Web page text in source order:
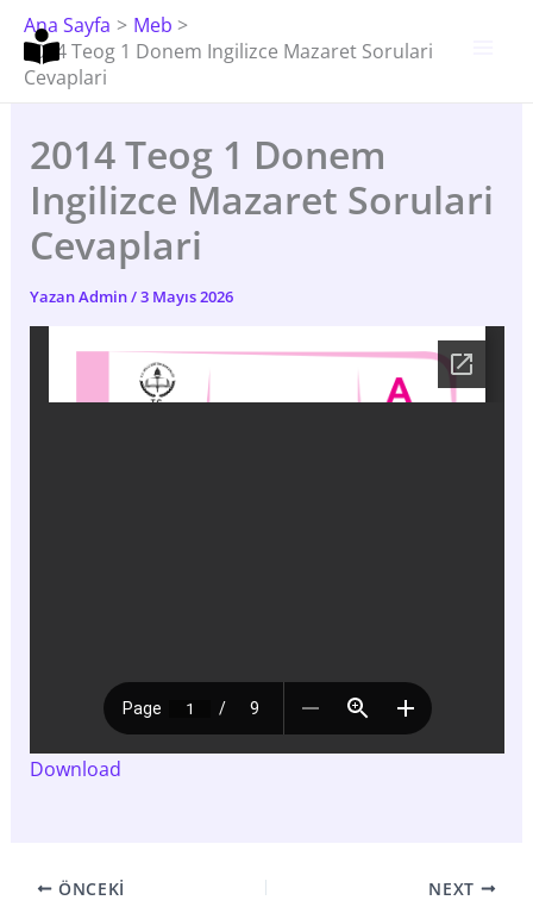
İçeriğe
Atla
Ana Sayfa
Meb
2014 Teog 1 Donem Ingilizce Mazaret Sorulari
Cevaplari
2014 Teog 1 Donem
Ingilizce Mazaret Sorulari
Cevaplari
YazanAdmin/3 Mayıs 2026
Download
ÖNCEKI NEXT